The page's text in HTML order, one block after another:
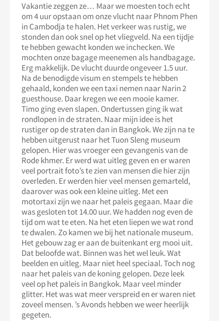
Vakantie zeggen ze… Maar we moesten toch echt
om 4 uur opstaan om onze vlucht naar Phnom Phen
in Cambodja te halen. Het verkeer was rustig, we
stonden dan ook snel op het vliegveld. Na een tijdje
te hebben gewacht konden we inchecken. We
mochten onze bagage meenemen als handbagage.
Erg makkelijk. De vlucht duurde ongeveer 1.5 uur.
Na de benodigde visum en stempels te hebben
gehaald, konden we een taxi nemen naar Narin 2
guesthouse. Daar kregen we een mooie kamer.
Timo ging even slapen. Ondertussen ging ik wat
rondlopen in de straten. Naar mijn idee is het
rustiger op de straten dan in Bangkok. We zijn na te
hebben uitgerust naar het Tuon Sleng museum
gelopen. Hier was vroeger een gevangenis van de
Rode khmer. Er werd wat uitleg geven en er waren
veel portrait foto’s te zien van mensen die hier zijn
overleden. Er werden hier veel mensen gemarteld,
daarover was ook een kleine uitleg. Met een
motortaxi zijn we naar het paleis gegaan. Maar die
was gesloten tot 14.00 uur. We hadden nog even de
tijd om wat te eten. Na het eten liepen we wat rond
te dwalen. Zo kamen we bij het nationale museum.
Het gebouw zag er aan de buitenkant erg mooi uit.
Dat beloofde wat. Binnen was het wel leuk. Wat
beelden en uitleg. Maar niet heel speciaal. Toch nog
naar het paleis van de koning gelopen. Deze leek
veel op het paleis in Bangkok. Maar veel minder
glitter. Het was wat meer verspreid en er waren niet
zoveel mensen. ’s Avonds hebben we weer heerlijk
gegeten.